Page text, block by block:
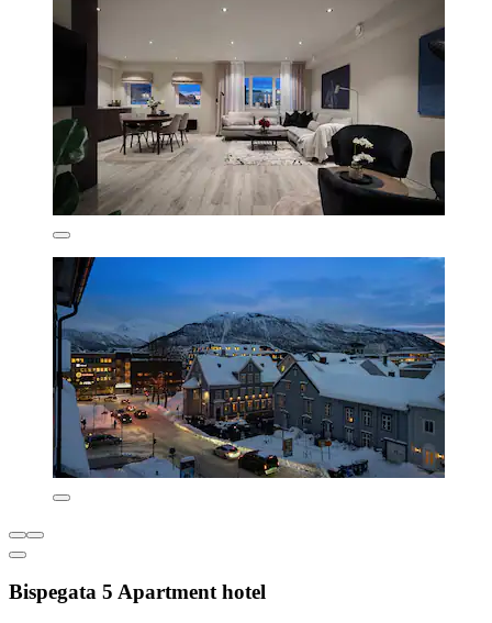
Bispegata 5 Apartment hotel